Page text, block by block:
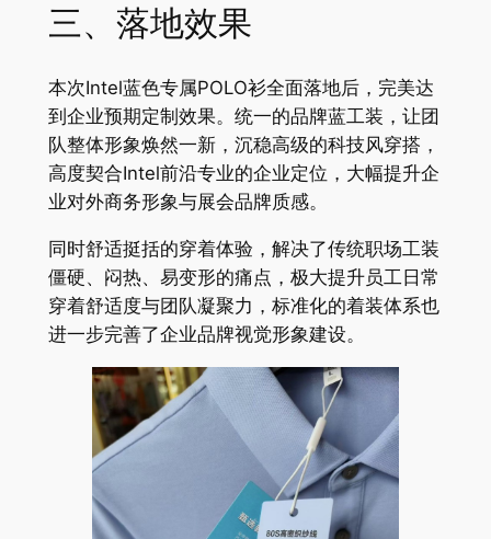
三、落地效果
本次Intel蓝色专属POLO衫全面落地后，完美达
到企业预期定制效果。统一的品牌蓝工装，让团
队整体形象焕然一新，沉稳高级的科技风穿搭，
高度契合Intel前沿专业的企业定位，大幅提升企
业对外商务形象与展会品牌质感。
同时舒适挺括的穿着体验，解决了传统职场工装
僵硬、闷热、易变形的痛点，极大提升员工日常
穿着舒适度与团队凝聚力，标准化的着装体系也
进一步完善了企业品牌视觉形象建设。